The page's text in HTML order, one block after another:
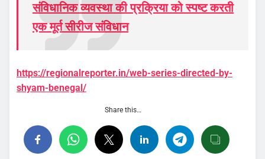
संविधानिक व्यवस्था की प्रक्रिया को स्पष्ट करती
एक मूर्त सीरीज संविधान
https://regionalreporter.in/web-series-directed-by-
shyam-benegal/
Share this…